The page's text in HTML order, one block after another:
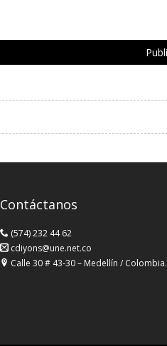
Contáctanos
(574) 232 44 62
cdiyons@une.net.co
Calle 30 # 43-30 – Medellín / Colombia.